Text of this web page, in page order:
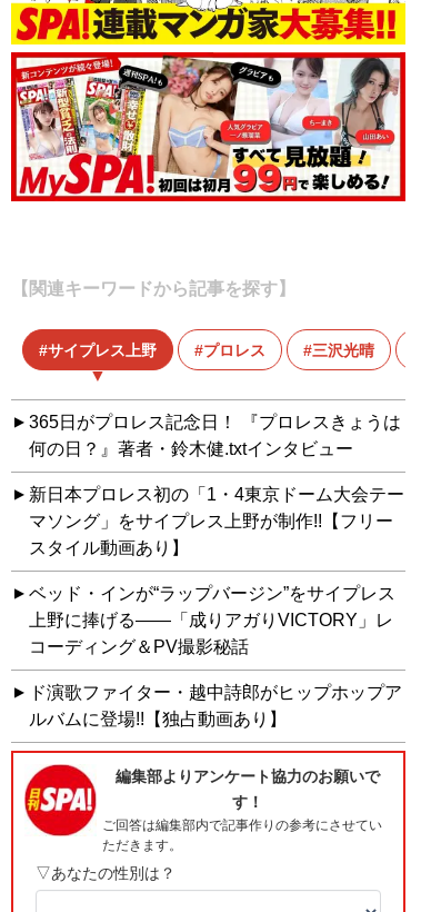
【関連キーワードから記事を探す】
サイプレス上野 プロレス 三沢光晴
365日がプロレス記念日！ 『プロレスきょうは
何の日？』著者・鈴木健.txtインタビュー
新日本プロレス初の「1・4東京ドーム大会テー
マソング」をサイプレス上野が制作!!【フリー
スタイル動画あり】
ベッド・インが“ラップバージン”をサイプレス
上野に捧げる――「成りアガりVICTORY」レ
コーディング＆PV撮影秘話
ド演歌ファイター・越中詩郎がヒップホップア
ルバムに登場!!【独占動画あり】